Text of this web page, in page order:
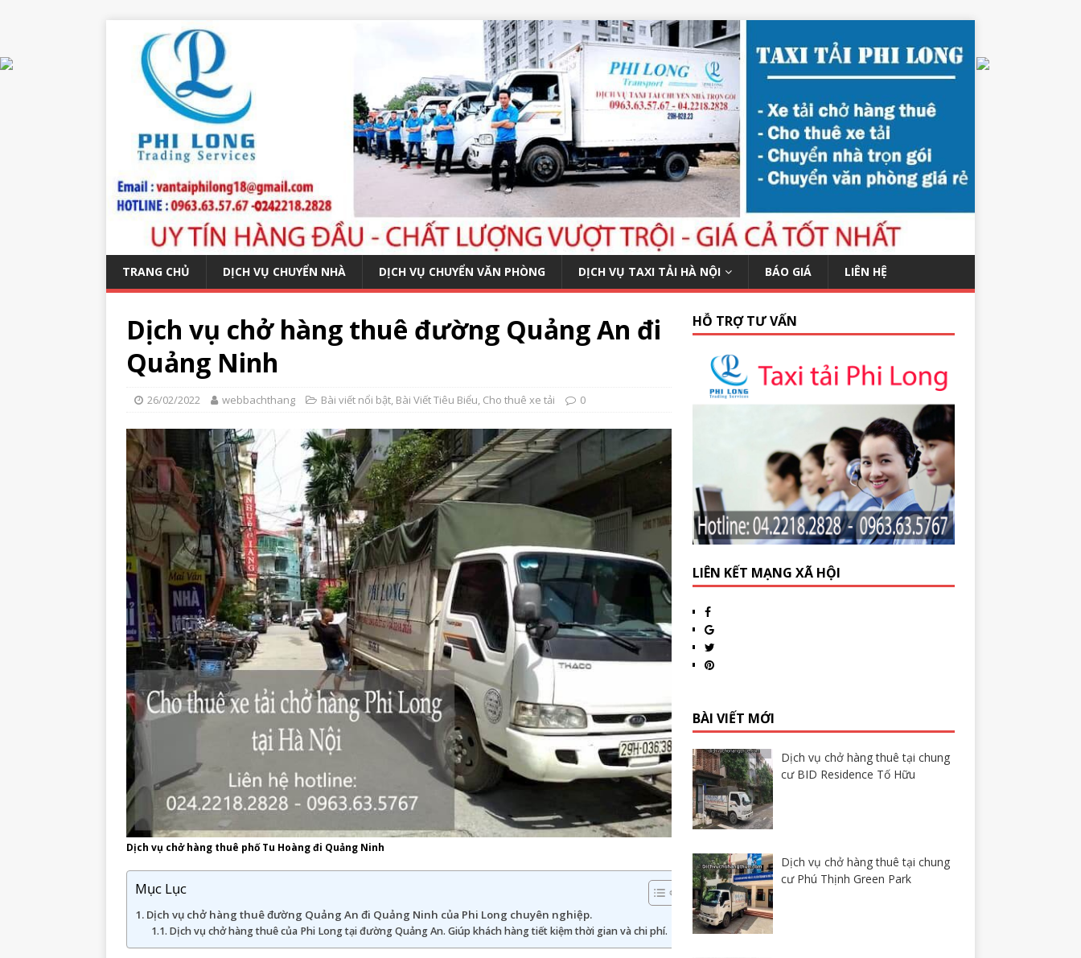
TRANG CHỦ DỊCH VỤ CHUYỂN NHÀ DỊCH VỤ CHUYỂN VĂN PHÒNG DỊCH VỤ TAXI TẢI HÀ NỘI BÁO GIÁ LIÊN HỆ
Dịch vụ chở hàng thuê đường Quảng An đi
Quảng Ninh
26/02/2022 webbachthang Bài viết nổi bật, Bài Viết Tiêu Biểu, Cho thuê xe tải 0
Dịch vụ chở hàng thuê phố Tu Hoàng đi Quảng Ninh
Mục Lục
Dịch vụ chở hàng thuê đường Quảng An đi Quảng Ninh của Phi Long chuyên nghiệp.
Dịch vụ chở hàng thuê của Phi Long tại đường Quảng An. Giúp khách hàng tiết kiệm thời gian và chi phí.
HỖ TRỢ TƯ VẤN
LIÊN KẾT MẠNG XÃ HỘI
BÀI VIẾT MỚI
Dịch vụ chở hàng thuê tại chung
cư BID Residence Tố Hữu
Dịch vụ chở hàng thuê tại chung
cư Phú Thịnh Green Park